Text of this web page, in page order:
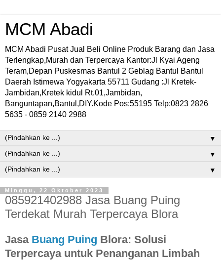
MCM Abadi
MCM Abadi Pusat Jual Beli Online Produk Barang dan Jasa
Terlengkap,Murah dan Terpercaya Kantor:Jl Kyai Ageng
Teram,Depan Puskesmas Bantul 2 Geblag Bantul Bantul
Daerah Istimewa Yogyakarta 55711 Gudang :Jl Kretek-
Jambidan,Kretek kidul Rt.01,Jambidan,
Banguntapan,Bantul,DIY.Kode Pos:55195 Telp:0823 2826
5635 - 0859 2140 2988
▼
▼
▼
Minggu, 22 Oktober 2023
085921402988 Jasa Buang Puing
Terdekat Murah Terpercaya Blora
Jasa Buang Puing Blora: Solusi
Terpercaya untuk Penanganan Limbah